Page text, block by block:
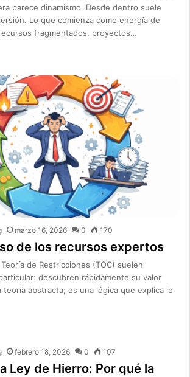
parece dinamismo. Desde dentro suele
Lo que comienza como energía de
fragmentados, proyectos…
marzo 16, 2026 0 170
de los recursos expertos
de Restricciones (TOC) suelen
descubren rápidamente su valor
teoría abstracta; es una lógica que explica lo
febrero 18, 2026 0 107
Ley de Hierro: Por qué la